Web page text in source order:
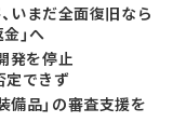
いまだ全面復旧なら
」へ
発を停止
定できず
備品」の審査支援を